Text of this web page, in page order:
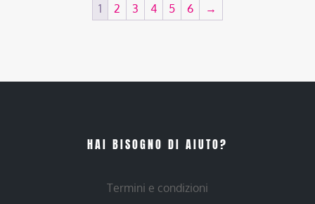
1 2 3 4 5 6 →
HAI BISOGNO DI AIUTO?
Termini e condizioni